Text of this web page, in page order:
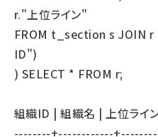
r."上位ライン"
FROM t_section s JOIN
ID")
) SELECT * FROM r;
組織ID | 組織名 | 上位ライ
--------+------------